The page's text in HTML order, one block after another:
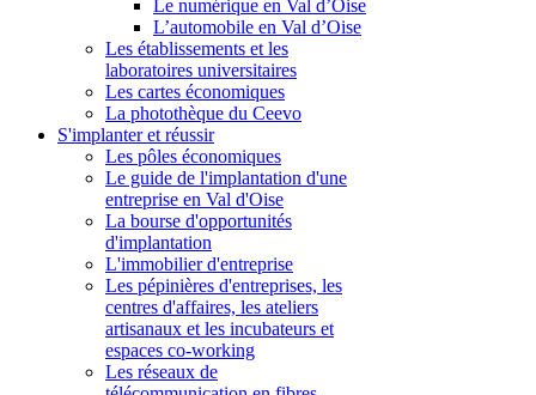
Le numérique en Val d’Oise
L’automobile en Val d’Oise
Les établissements et les
laboratoires universitaires
Les cartes économiques
La photothèque du Ceevo
S'implanter et réussir
Les pôles économiques
Le guide de l'implantation d'une
entreprise en Val d'Oise
La bourse d'opportunités
d'implantation
L'immobilier d'entreprise
Les pépinières d'entreprises, les
centres d'affaires, les ateliers
artisanaux et les incubateurs et
espaces co-working
Les réseaux de